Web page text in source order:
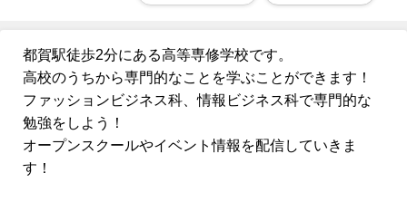
都賀駅徒歩2分にある高等専修学校です。
高校のうちから専門的なことを学ぶことができます！
ファッションビジネス科、情報ビジネス科で専門的な
勉強をしよう！
オープンスクールやイベント情報を配信していきま
す！